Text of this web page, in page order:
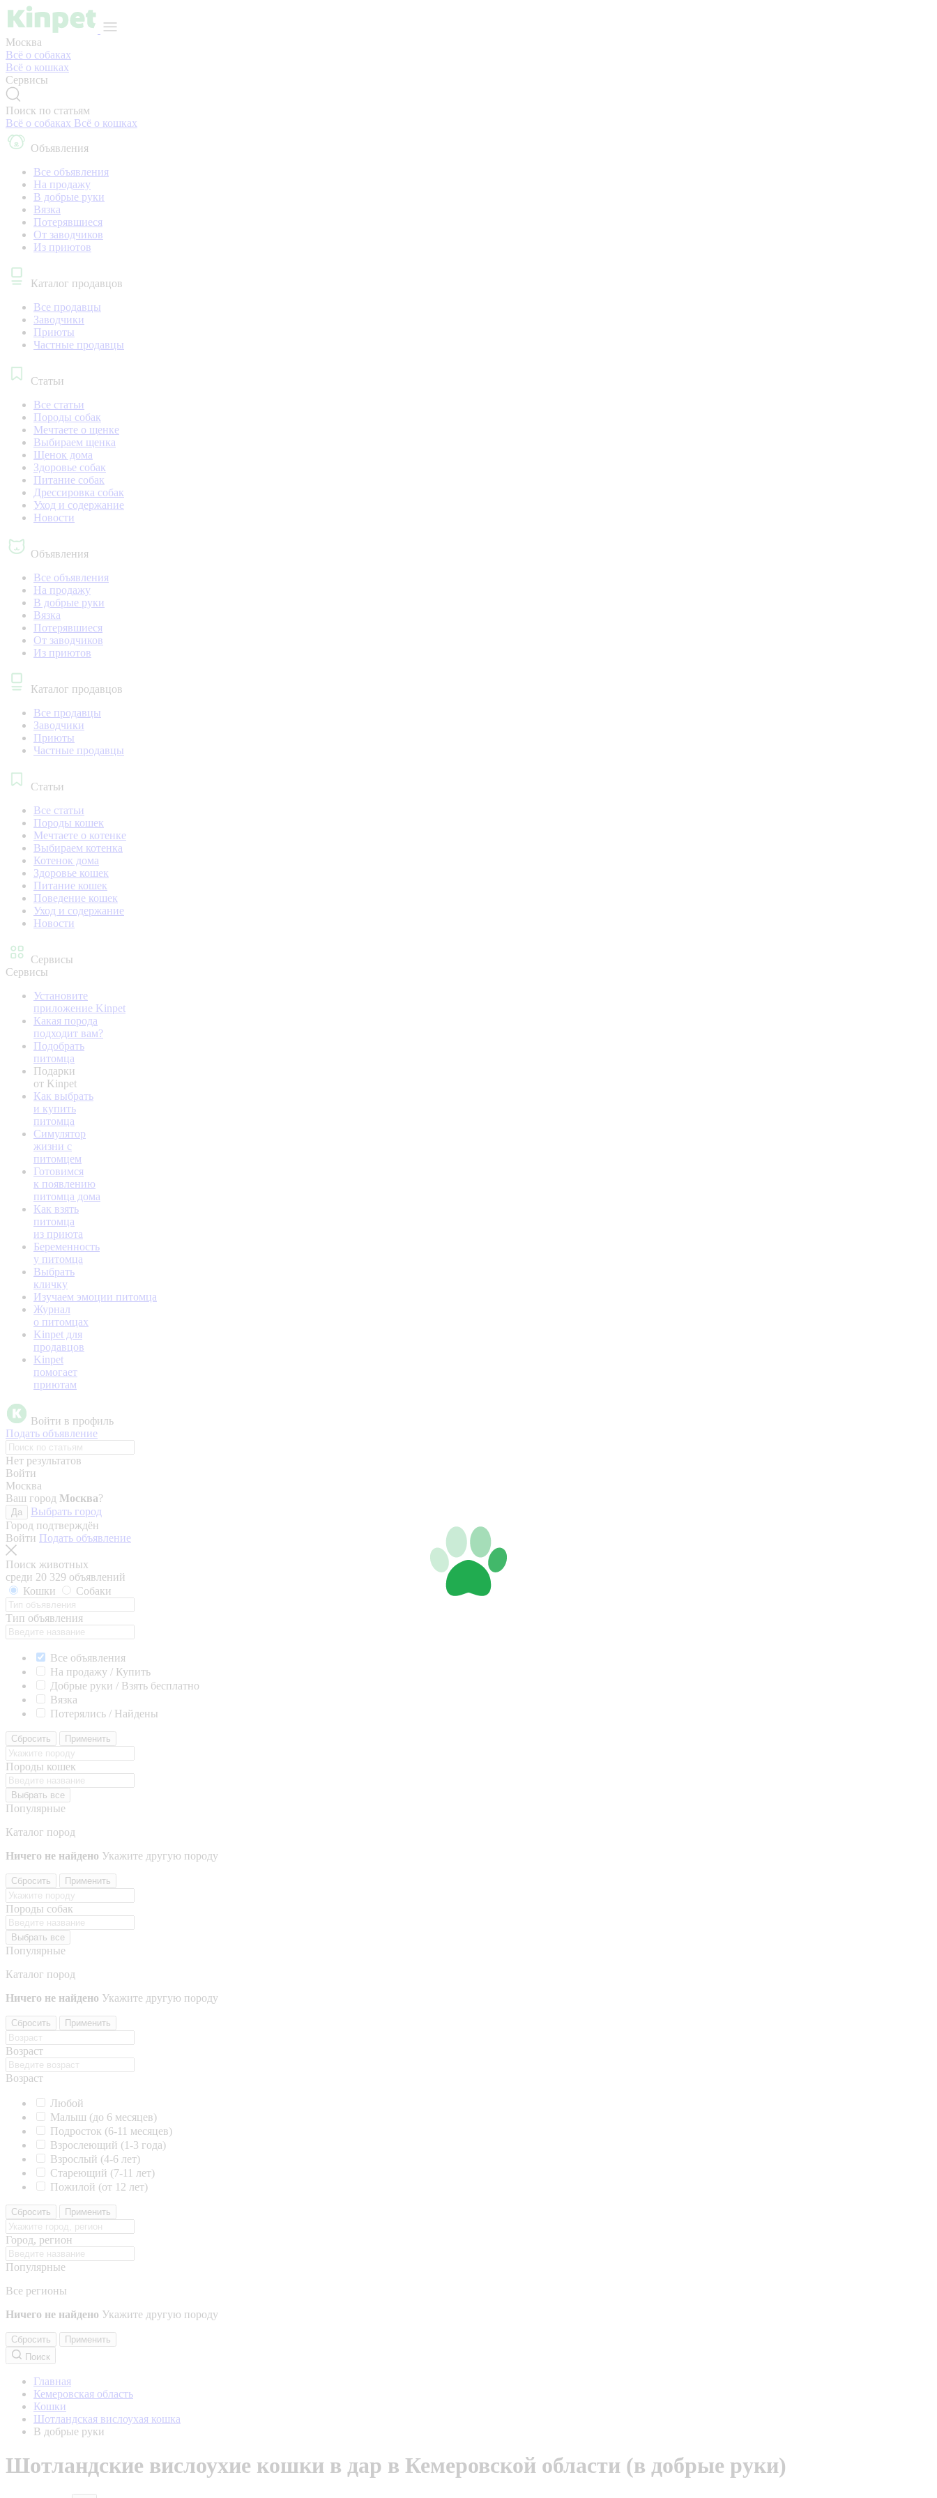
Москва
Всё о собаках
Всё о кошках
Сервисы
Поиск по статьям
Всё о собаках Всё о кошках
Объявления
Все объявления
На продажу
В добрые руки
Вязка
Потерявшиеся
От заводчиков
Из приютов
Каталог продавцов
Все продавцы
Заводчики
Приюты
Частные продавцы
Статьи
Все статьи
Породы собак
Мечтаете о щенке
Выбираем щенка
Щенок дома
Здоровье собак
Питание собак
Дрессировка собак
Уход и содержание
Новости
Объявления
Все объявления
На продажу
В добрые руки
Вязка
Потерявшиеся
От заводчиков
Из приютов
Каталог продавцов
Все продавцы
Заводчики
Приюты
Частные продавцы
Статьи
Все статьи
Породы кошек
Мечтаете о котенке
Выбираем котенка
Котенок дома
Здоровье кошек
Питание кошек
Поведение кошек
Уход и содержание
Новости
Сервисы
Сервисы
Установите
приложение Kinpet
Какая порода
подходит вам?
Подобрать
питомца
Подарки
от Kinpet
Как выбрать
и купить
питомца
Симулятор
жизни с
питомцем
Готовимся
к появлению
питомца дома
Как взять
питомца
из приюта
Беременность
у питомца
Выбрать
кличку
Изучаем эмоции питомца
Журнал
о питомцах
Kinpet для
продавцов
Kinpet
помогает
приютам
Войти в профиль
Подать объявление
Нет результатов
Войти
Москва
Ваш город Москва?
Да
Выбрать город
Город подтверждён
Войти Подать объявление
Поиск животных
среди 20 329 объявлений
Кошки
Собаки
Тип объявления
Все объявления
На продажу / Купить
Добрые руки / Взять бесплатно
Вязка
Потерялись / Найдены
Сбросить Применить
Породы кошек
Выбрать все
Популярные
Каталог пород
Ничего не найдено Укажите другую породу
Сбросить Применить
Породы собак
Выбрать все
Популярные
Каталог пород
Ничего не найдено Укажите другую породу
Сбросить Применить
Возраст
Возраст
Любой
Малыш (до 6 месяцев)
Подросток (6-11 месяцев)
Взрослеющий (1-3 года)
Взрослый (4-6 лет)
Стареющий (7-11 лет)
Пожилой (от 12 лет)
Сбросить Применить
Город, регион
Популярные
Все регионы
Ничего не найдено Укажите другую породу
Сбросить
Применить
Поиск
Главная
Кемеровская область
Кошки
Шотландская вислоухая кошка
В добрые руки
Шотландские вислоухие кошки в дар в Кемеровской области (в добрые руки)